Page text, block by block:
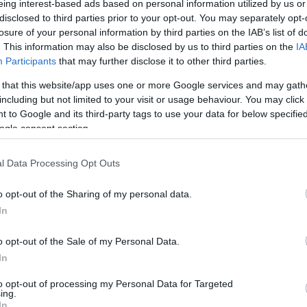
interest-based ads based on personal information utilized by us
to third parties prior to your opt-out. You may separately
of your personal information by third parties on the IAB’s list of
This information may also be disclosed by us to third parties on the
Participants that may further disclose it to other third parties.
that this website/app uses one or more Google services and may
but not limited to your visit or usage behaviour. You may
to Google and its third-party tags to use your data for below
consent section.
Data Processing Opt Outs
opt-out of the Sharing of my personal data.
opt-out of the Sale of my Personal Data.
opt-out of processing my Personal Data for Targeted
λέει
Τσίπρα, ο Πολάκης
πορεία
ΠΟΛΙΤΙΚΗ
Παύλος Πολάκης: Διεγράφη από
την ΚΟ του ΣΥΡΙΖΑ
16/05/2026 - 7:09μμ
Η Επιτροπή